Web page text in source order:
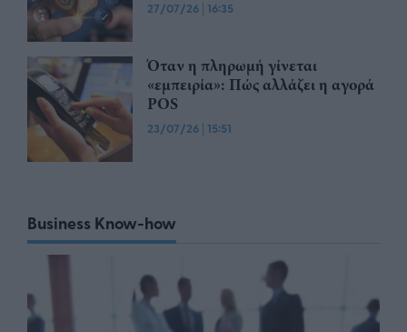
27/07/26 | 16:35
Όταν η πληρωμή γίνεται
«εμπειρία»: Πώς αλλάζει η αγορά
POS
23/07/26 | 15:51
Business Know-how